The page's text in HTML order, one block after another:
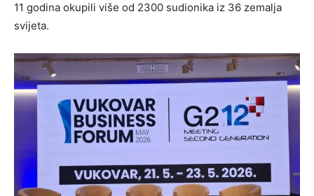
11 godina okupili više od 2300 sudionika iz 36 zemalja
svijeta.